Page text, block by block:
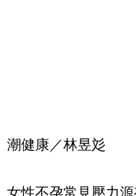
潮健康／林昱彣
女性不孕常見壓力